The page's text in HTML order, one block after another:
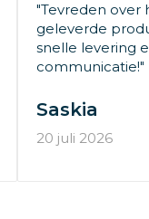
"Tevreden over
geleverde
snelle levering
communicatie!"
Saskia
20 juli 2026